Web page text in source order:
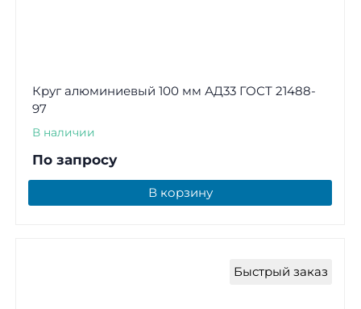
Круг алюминиевый 100 мм АД33 ГОСТ 21488-
97
В наличии
По запросу
В корзину
Быстрый заказ